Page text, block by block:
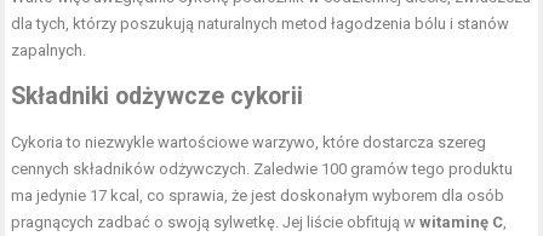
dla tych, którzy poszukują naturalnych metod łagodzenia bólu i stanów
zapalnych.
Składniki odżywcze cykorii
Cykoria to niezwykle wartościowe warzywo, które dostarcza szereg
cennych składników odżywczych. Zaledwie 100 gramów tego produktu
ma jedynie 17 kcal, co sprawia, że jest doskonałym wyborem dla osób
pragnących zadbać o swoją sylwetkę. Jej liście obfitują wwitaminę C,